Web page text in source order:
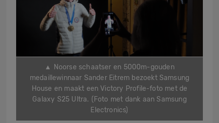
▲ Noorse schaatser en 5000m-gouden
medaillewinnaar Sander Eitrem bezoekt Samsung
House en maakt een Victory Profile-foto met de
Galaxy S25 Ultra. (Foto met dank aan Samsung
Electronics)